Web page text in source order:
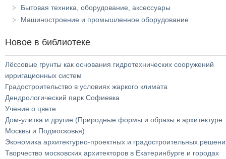
Бытовая техника, оборудование, аксессуары
Машиностроение и промышленное оборудование
Новое в библиотеке
Лёссовые грунты как основания гидротехнических сооружений
ирригационных систем
Градостроительство в условиях жаркого климата
Дендрологический парк Софиевка
Учение о цвете
Дом-улитка и другие (Природные формы и образы в архитектуре
Москвы и Подмосковья)
Экономика архитектурно-проектных и градостроительных
Творчество московских архитекторов в Екатеринбурге и городах